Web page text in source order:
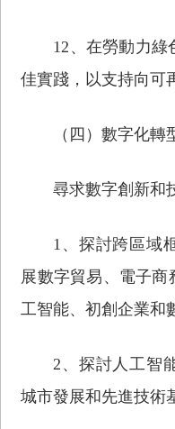
12、在勞動力綠
佳實踐，以支持向可
（四）數字化轉
尋求數字創新和
1、探討跨區域
展數字貿易、電子商
工智能、初創企業和
2、探討人工智
城市發展和先進技術